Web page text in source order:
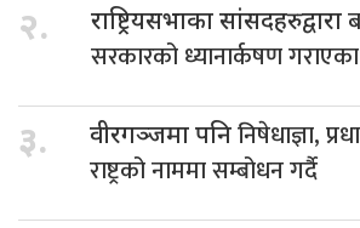
२. राष्ट्रियसभाका सांसदहरुद्वारा
सरकारको ध्यानार्कषण गराएका
३. वीरगञ्जमा पनिनिषेधाज्ञा,
राष्ट्रको नाममा सम्बोधन गर्दै